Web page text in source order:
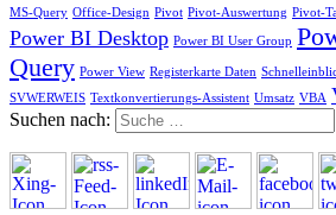
MS-Query Office-Design Pivot Pivot-Auswertung Pivot-
Power BI Desktop Power BI User Group
Query Power View Registerkarte Daten
SVWERWEIS Textkonvertierungs-Assistent Umsatz VBA
Suchen nach: